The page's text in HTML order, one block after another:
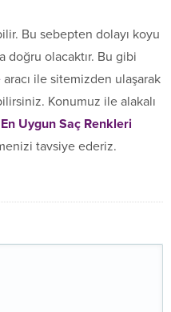
Bu sebepten dolayı koyu
doğru olacaktır. Bu gibi
aracı ile sitemizden ulaşarak
Konumuz ile alakalı
Uygun Saç Renkleri
tavsiye ederiz.